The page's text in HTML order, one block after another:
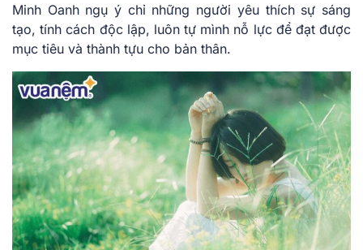
Minh Oanh ngụ ý chỉ những người yêu thích sự sáng
tạo, tính cách độc lập, luôn tự mình nỗ lực để đạt được
mục tiêu và thành tựu cho bản thân.